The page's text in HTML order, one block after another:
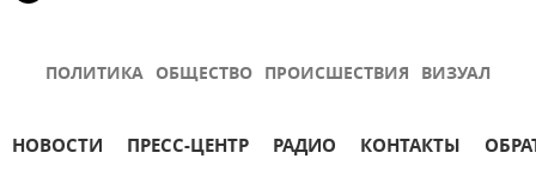
ПОЛИТИКА ОБЩЕСТВО ПРОИСШЕСТВИЯ ВИЗУАЛ
НОВОСТИ ПРЕСС-ЦЕНТР РАДИО КОНТАКТЫ